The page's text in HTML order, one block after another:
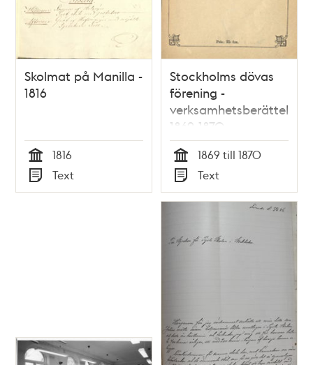
Skolmat på Manilla -
1816
Tid
1816
Typ
Text
Stockholms dövas
förening -
verksamhetsberättelser
1869-1870
Tid
1869 till 1870
Typ
Text